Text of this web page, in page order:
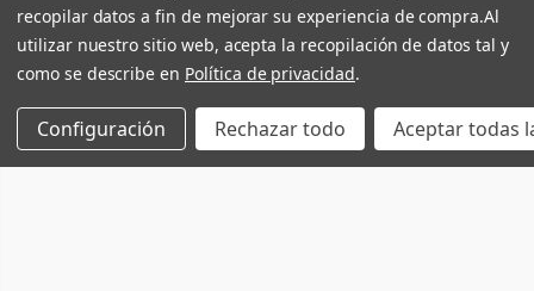
recopilar datos a fin de mejorar su experiencia de compra.Al
utilizar nuestro sitio web, acepta la recopilación de datos tal y
como se describe en Política de privacidad.
Configuración Rechazar todo Aceptar todas